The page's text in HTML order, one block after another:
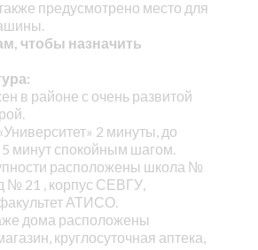
предусмотрено место для
чтобы назначить
в районе с очень развитой
2 минуты, до
минут спокойным шагом.
расположены школа №
№ 21 , корпус СЕВГУ,
АТИСО.
дома расположены
круглосуточная аптека,